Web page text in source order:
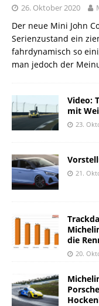
26. Oktober 2020
Der neue Mini John
Serienzustand ein
fahrdynamisch so
man jedoch der
Video:
mit
23.
21.
die
20.